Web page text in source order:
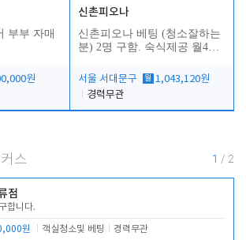
부부 자매
원
신촌피오나
신촌피오나 베팅 (청소잘하는
분) 2명 구함. 숙식제공 월4회
서울 서대문구
월 1,043,120원
경력무관
스 1 / 2
점
합니다.
원 객실청소및 베팅 경력무관